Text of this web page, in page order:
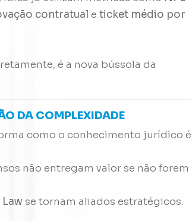
contratual eticket médio por
é a nova bússola da
DA COMPLEXIDADE
como o conhecimento jurídico é
não entregam valor se não forem
se tornam aliados estratégicos.